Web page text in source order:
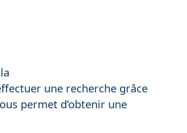
une recherche grâce
permet d’obtenir une